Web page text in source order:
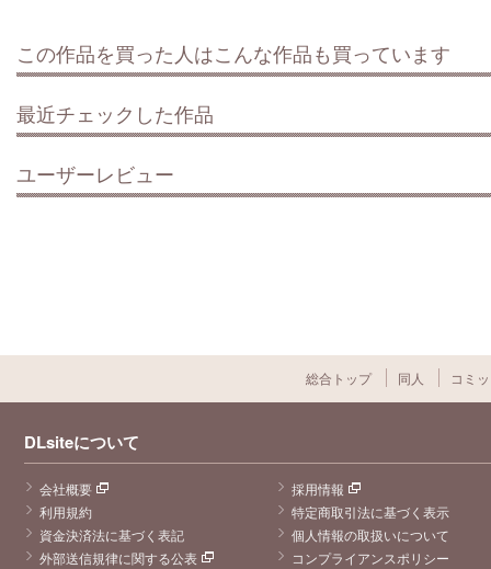
この作品を買った人はこんな作品も買っています
最近チェックした作品
ユーザーレビュー
総合トップ 同人 コミ
DLsiteについて
会社概要
採用情報
利用規約
特定商取引法に基づく表示
資金決済法に基づく表記
個人情報の取扱いについて
外部送信規律に関する公表
コンプライアンスポリシー